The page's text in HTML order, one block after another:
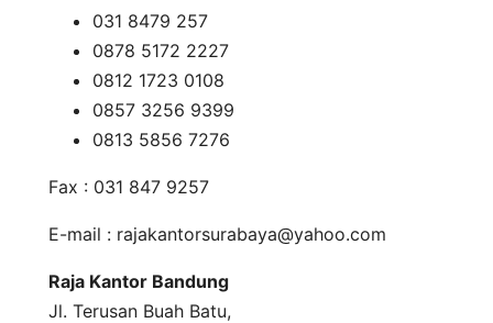
031 8479 257
0878 5172 2227
0812 1723 0108
0857 3256 9399
0813 5856 7276
Fax : 031 847 9257
E-mail : rajakantorsurabaya@yahoo.com
Raja Kantor Bandung
Jl. Terusan Buah Batu,